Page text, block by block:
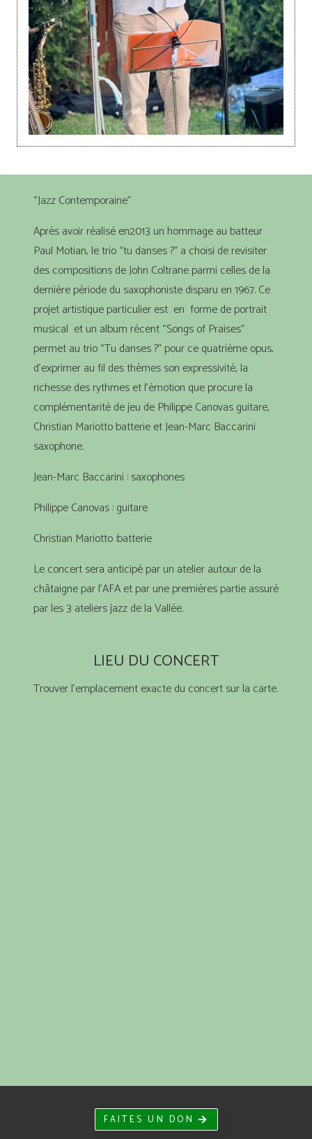
“Jazz Contemporaine”
Après avoir réalisé en2013 un hommage au batteur
Paul Motian, le trio “tu danses ?” a choisi de revisiter
des compositions de John Coltrane parmi celles de la
dernière période du saxophoniste disparu en 1967. Ce
projet artistique particulier est en forme de portrait
musical et un album récent “Songs of Praises”
permet au trio “Tu danses ?” pour ce quatrième opus,
d’exprimer au fil des thèmes son expressivité, la
richesse des rythmes et l’émotion que procure la
complémentarité de jeu de Philippe Canovas guitare,
Christian Mariotto batterie et Jean-Marc Baccarini
saxophone.
Jean-Marc Baccarini : saxophones
Philippe Canovas : guitare
Christian Mariotto :batterie
Le concert sera anticipé par un atelier autour de la
châtaigne par l’AFA et par une premières partie assuré
par les 3 ateliers jazz de la Vallée.
LIEU DU CONCERT
Trouver l’emplacement exacte du concert sur la carte.
FAITES UN DON